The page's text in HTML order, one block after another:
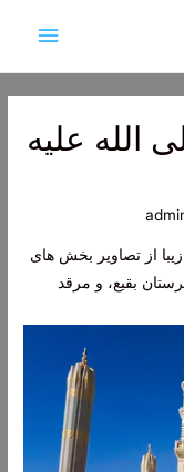
اصلی
الله علیه
از تصاویر بخش های
بقیع، و مرقد